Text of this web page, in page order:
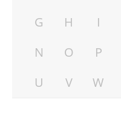
G
H I
N
O P
U
V W